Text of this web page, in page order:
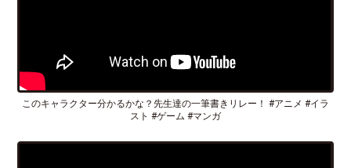
このキャラクター分かるかな？先生達の一筆書きリレー！ #アニメ #イラ
スト #ゲーム #マンガ